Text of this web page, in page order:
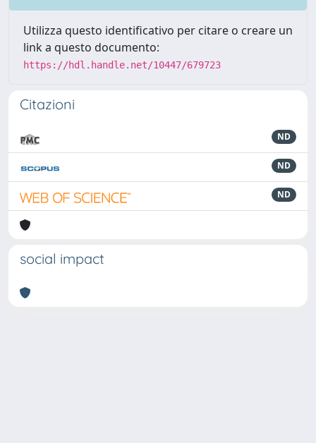
Utilizza questo identificativo per citare o creare un
link a questo documento:
https://hdl.handle.net/10447/679723
Citazioni
ND
ND
ND
social impact